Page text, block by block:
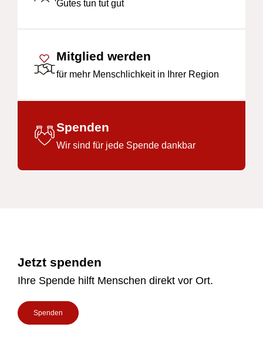
Gutes tun tut gut
Mitglied werden
für mehr Menschlichkeit in Ihrer Region
Spenden
Wir sind für jede Spende dankbar
Jetzt spenden
Ihre Spende hilft Menschen direkt vor Ort.
Spenden